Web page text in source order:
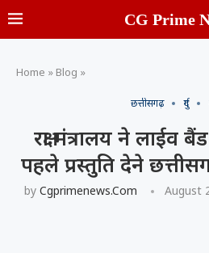
CG Prime
Home » Blog »
छत्तीसगढ़ दुर्ग
रक्षा मंत्रालय ने लाईव
पहले प्रस्तुति देने
by Cgprimenews.com August